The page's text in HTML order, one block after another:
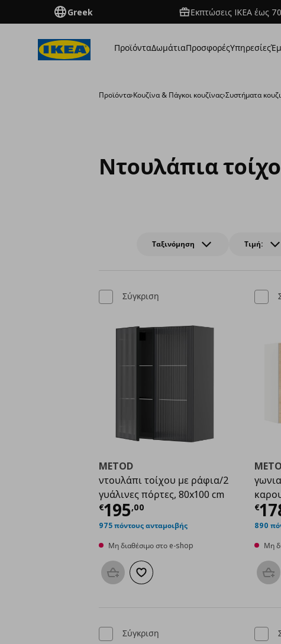
Greek Εκπτώσεις IKEA έως
ΠροϊόνταΔωμάτιαΠροσφορέςΥπηρεσίες
Προϊόντα›Κουζίνα & Πάγκοι κουζίνας›Συστήματα
Ντουλάπια
Ταξινόμηση Τιμή:
Σύγκριση
METOD
ντουλάπι τοίχου με ράφια/2
γυάλινες πόρτες, 80x100 cm
€195,00
Τρέχουσα τιμή €
975 πόντους ανταμοιβής
Μη διαθέσιμο στο e-shop
Προσθήκη στο καλάθι
Προσθήκη στα αγαπημένα
€
890
Μη
Σύγκριση